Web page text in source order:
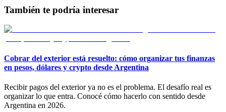
También te podría interesar
Cobrar del exterior está resuelto: cómo organizar tus finanzas
en pesos, dólares y crypto desde Argentina
Recibir pagos del exterior ya no es el problema. El desafío real es
organizar lo que entra. Conocé cómo hacerlo con sentido desde
Argentina en 2026.